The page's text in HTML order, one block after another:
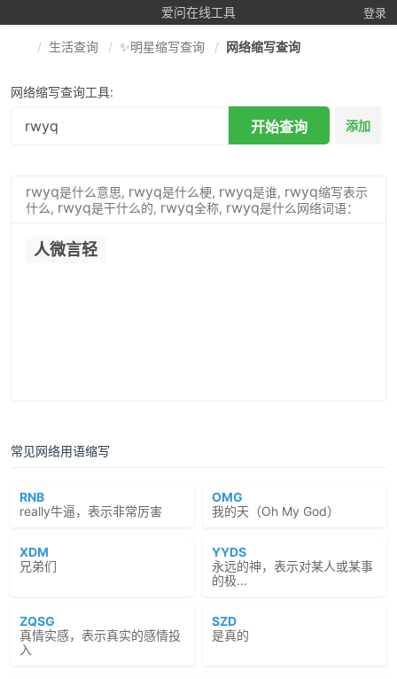
爱问在线工具 登录
生活查询 ✨明星缩写查询 网络缩写查询
网络缩写查询工具:
开始查询 添加
rwyq是什么意思, rwyq是什么梗, rwyq是谁, rwyq缩写表示
什么, rwyq是干什么的, rwyq全称, rwyq是什么网络词语：
人微言轻
常见网络用语缩写
RNB
really牛逼，表示非常厉害
OMG
我的天（Oh My God）
XDM
兄弟们
YYDS
永远的神，表示对某人或某事
的极...
ZQSG
真情实感，表示真实的感情投
入
SZD
是真的